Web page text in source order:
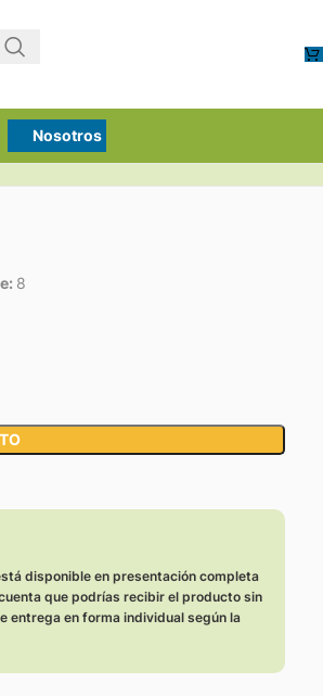
Nosotros
8
disponible en presentación completa
que podrías recibir el producto sin
entrega en forma individual según la